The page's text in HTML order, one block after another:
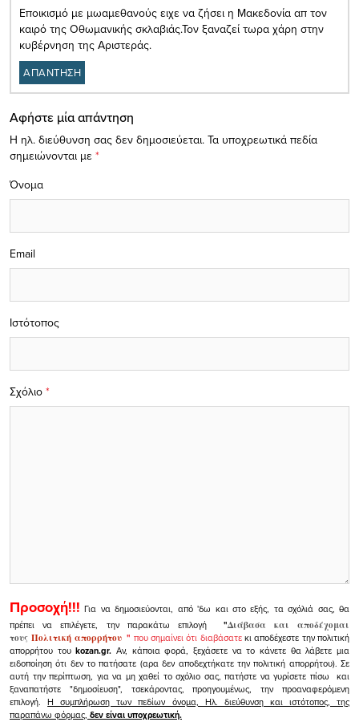
Εποικισμό με μωαμεθανούς ειχε να ζήσει η Μακεδονία απ τον
καιρό της Οθωμανικής σκλαβιάς.Τον ξαναζεί τωρα χάρη στην
κυβέρνηση της Αριστεράς.
ΑΠΑΝΤΗΣΗ
Αφήστε μία απάντηση
Η ηλ. διεύθυνση σας δεν δημοσιεύεται. Τα υποχρεωτικά πεδία
σημειώνονται με *
Σχόλιο *
Όνομα
Email
Ιστότοπος
Προσοχή!!! Για να δημοσιεύονται, από 'δω και στο εξής, τα σχόλιά σας, θα
πρέπει να επιλέγετε, την παρακάτω επιλογή
"Διάβασα και αποδέχομαι
τουςΠολιτική απορρήτου" που σημαίνει ότι διαβάσατεκι αποδέχεστε την πολιτική
απορρήτου τουkozan.gr. Αν, κάποια φορά, ξεχάσετε να το κάνετε θα λάβετε μια
ειδοποίηση ότι δεν το πατήσατε (αρα δεν αποδεχτήκατε την πολιτική απορρήτου). Σε
αυτή την περίπτωση, για να μη χαθεί το σχόλιο σας, πατήστε να γυρίσετε πίσω και
ξαναπατήστε "δημοσίευση", τσεκάροντας, προηγουμένως, την προαναφερόμενη
επιλογή.Η συμπλήρωση των πεδίων όνομα, Ηλ. διεύθυνση και ιστότοπος, της
παραπάνω φόρμας, δεν είναι υποχρεωτική.